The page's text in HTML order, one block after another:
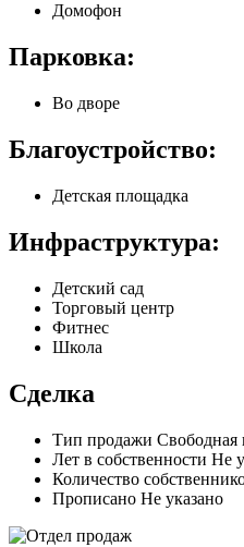
Домофон
Парковка:
Во дворе
Благоустройство:
Детская площадка
Инфраструктура:
Детский сад
Торговый центр
Фитнес
Школа
Сделка
Тип продажи Свободная
Лет в собственности Не
Количество
Прописано Не указано